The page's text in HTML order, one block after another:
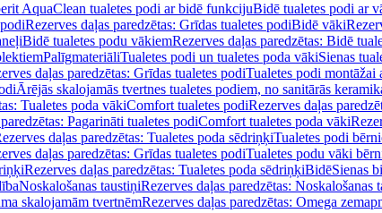
AquaClean tualetes podi ar bidē funkcijuBidē tualetes podi ar
Rezerves daļas paredzētas: Grīdas tualetes podiBidē vāki
Bidē tualetes podu vākiemRezerves daļas paredzētas: Bidē
PalīgmateriāliTualetes podi un tualetes poda vākiSienas
daļas paredzētas: Grīdas tualetes podiTualetes podi montāžai
Ārējās skalojamās tvertnes tualetes podiem, no sanitārās
Tualetes poda vākiComfort tualetes podiRezerves daļas
Pagarināti tualetes podiComfort tualetes poda vāki
daļas paredzētas: Tualetes poda sēdriņķiTualetes podi
daļas paredzētas: Grīdas tualetes podiTualetes podu vāki
Rezerves daļas paredzētas: Tualetes poda sēdriņķiBidēSienas
Noskalošanas taustiņiRezerves daļas paredzētas: Noskalošanas
skalojamām tvertnēmRezerves daļas paredzētas: Omega